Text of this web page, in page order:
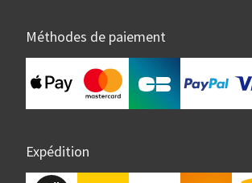
Méthodes de paiement
Expédition